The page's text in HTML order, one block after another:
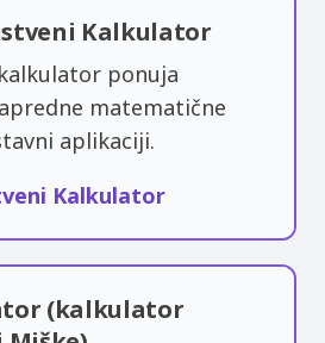
Kalkulator
ponuja
matematične
aplikaciji.
Kalkulator
(kalkulator